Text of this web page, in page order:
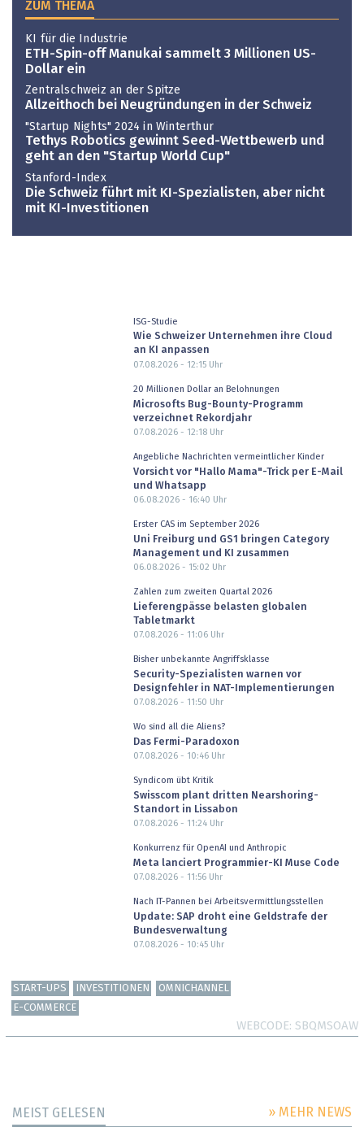
ZUM THEMA
KI für die Industrie
ETH-Spin-off Manukai sammelt 3 Millionen US-
Dollar ein
Zentralschweiz an der Spitze
Allzeithoch bei Neugründungen in der Schweiz
"Startup Nights" 2024 in Winterthur
Tethys Robotics gewinnt Seed-Wettbewerb und
geht an den "Startup World Cup"
Stanford-Index
Die Schweiz führt mit KI-Spezialisten, aber nicht
mit KI-Investitionen
ISG-Studie
Wie Schweizer Unternehmen ihre Cloud
an KI anpassen
07.08.2026 - 12:15Uhr
20 Millionen Dollar an Belohnungen
Microsofts Bug-Bounty-Programm
verzeichnet Rekordjahr
07.08.2026 - 12:18Uhr
Angebliche Nachrichten vermeintlicher Kinder
Vorsicht vor "Hallo Mama"-Trick per E-Mail
und Whatsapp
06.08.2026 - 16:40 Uhr
Erster CAS im September 2026
Uni Freiburg und GS1 bringen Category
Management und KI zusammen
06.08.2026 - 15:02 Uhr
Zahlen zum zweiten Quartal 2026
Lieferengpässe belasten globalen
Tabletmarkt
07.08.2026 - 11:06Uhr
Bisher unbekannte Angriffsklasse
Security-Spezialisten warnen vor
Designfehler in NAT-Implementierungen
07.08.2026 - 11:50 Uhr
Wo sind all die Aliens?
Das Fermi-Paradoxon
07.08.2026 - 10:46Uhr
Syndicom übt Kritik
Swisscom plant dritten Nearshoring-
Standort in Lissabon
07.08.2026 - 11:24Uhr
Konkurrenz für OpenAI und Anthropic
Meta lanciert Programmier-KI Muse Code
07.08.2026 - 11:56Uhr
Nach IT-Pannen bei Arbeitsvermittlungsstellen
Update: SAP droht eine Geldstrafe der
Bundesverwaltung
07.08.2026 - 10:45Uhr
START-UPS INVESTITIONEN
OMNICHANNEL
E-COMMERCE
WEBCODE SBQMSOAW
MEIST GELESEN » MEHR NEWS